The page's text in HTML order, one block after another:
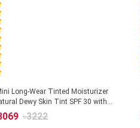
Long-Wear Tinted Moisturizer
Dewy Skin Tint SPF 30 with
Acid
৳3222